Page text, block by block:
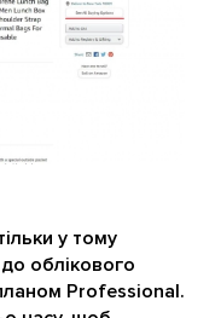
у тому
облікового
Professional.